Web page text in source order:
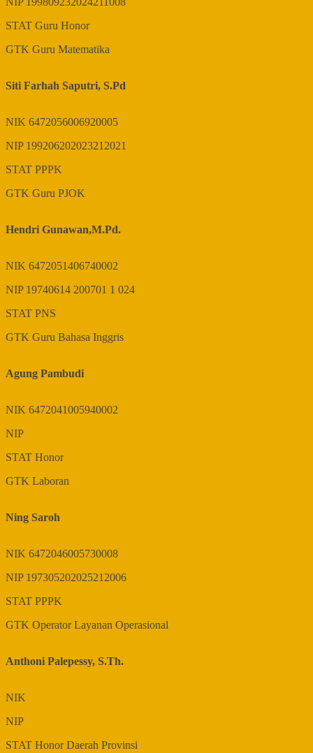
STAT Guru Honor
GTK Guru Matematika
Siti Farhah Saputri, S.Pd
NIK 6472056006920005
NIP 199206202023212021
STAT PPPK
GTK Guru PJOK
Hendri Gunawan,M.Pd.
NIK 6472051406740002
NIP 19740614 200701 1 024
STAT PNS
GTK Guru Bahasa Inggris
Agung Pambudi
NIK 6472041005940002
NIP
STAT Honor
GTK Laboran
Ning Saroh
NIK 6472046005730008
NIP 197305202025212006
STAT PPPK
GTK Operator Layanan Operasional
Anthoni Palepessy, S.Th.
NIK
NIP
STAT Honor Daerah Provinsi